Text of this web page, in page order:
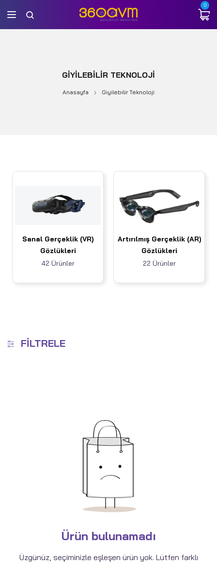
0
GIYILEBILIR TEKNOLOJI
Anasayfa Giyilebilir Teknoloji
Sanal Gerçeklik (VR)
Gözlükleri
42 Ürünler
Artırılmış Gerçeklik (AR)
Gözlükleri
22 Ürünler
FILTRELE
Ürün bulunamadı
Üzgünüz, seçiminizle eşleşen ürün yok. Lütfen farklı